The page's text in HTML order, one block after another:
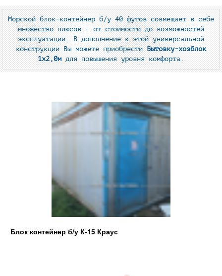
Морской блок-контейнер б/у 40 футов совмещает в себе
множество плюсов - от стоимости до возможностей
эксплуатации. В дополнение к этой универсальной
конструкции Вы можете приобрестиБытовку-хозблок
1х2,0мдля повышения уровня комфорта.
Блок контейнер б/у К-15 Краус